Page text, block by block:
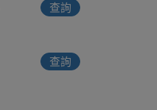
查詢
查詢